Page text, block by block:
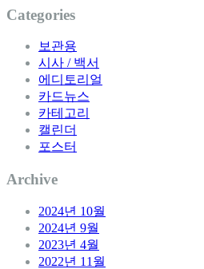
탐
Categories
보관용
시사 / 백서
에디토리얼
카드뉴스
카테고리
캘린더
포스터
Archive
2024년 10월
2024년 9월
2023년 4월
2022년 11월